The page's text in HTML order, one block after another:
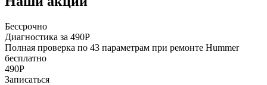
Бессрочно
Диагностика за 490Р
Полная проверка по 43 параметрам при ремонте Hummer
бесплатно
490Р
Записаться